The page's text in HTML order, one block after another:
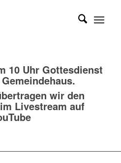
10 Uhr Gottesdienst
wir den
Livestream auf